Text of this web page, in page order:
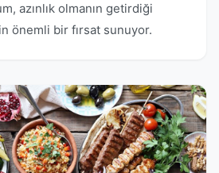
azınlık olmanın getirdiği
önemli bir fırsat sunuyor.